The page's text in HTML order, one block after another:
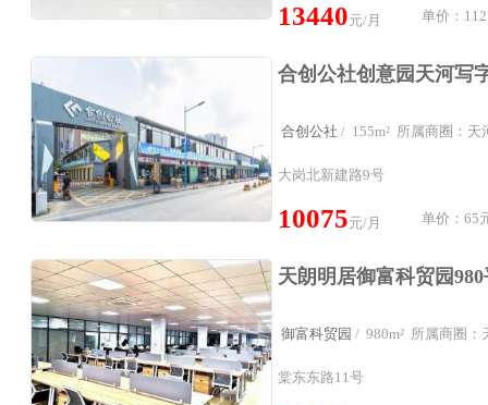
13440元/月 单价：112
合创公社 / 155m² 所属商圈：天
大岗北新建路9号
10075元/月 单价：65
御富科贸园 / 980m² 所属商圈：
棠东东路11号